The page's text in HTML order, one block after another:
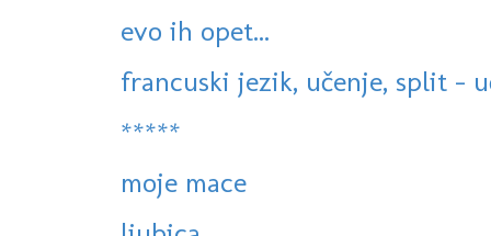
evo ih opet...
francuski jezik, učenje, split -
*****
moje mace